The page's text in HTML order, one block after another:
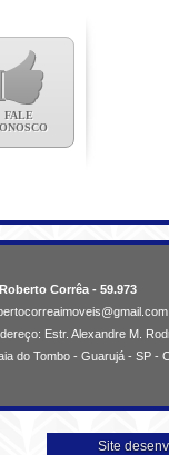
FALE
Corrêa - 59.973
Estr. Alexandre M.
do Tombo - Guarujá - SP -
Site